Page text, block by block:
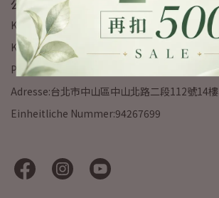
公司資訊
Kundenservice-Hotline:02-2700-6357
Kundendienstzeiten:10:00-18:00
Postfach:service.energyec@gmail.com
Adresse:台北市中山區中山北路二段112號14樓
Einheitliche Nummer:94267699